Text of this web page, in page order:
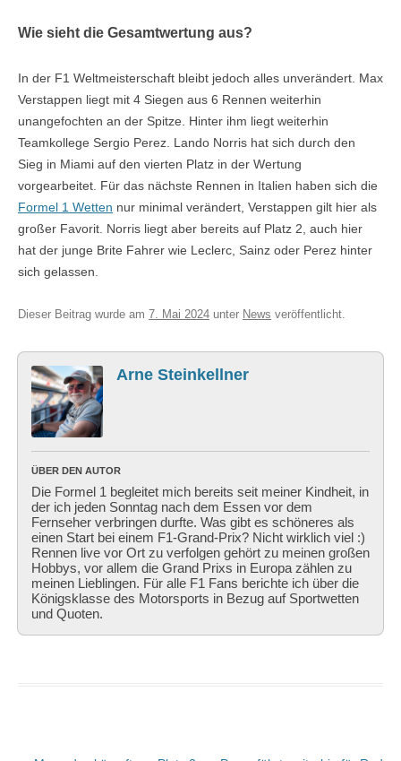
Wie sieht die Gesamtwertung aus?
In der F1 Weltmeisterschaft bleibt jedoch alles unverändert. Max
Verstappen liegt mit 4 Siegen aus 6 Rennen weiterhin
unangefochten an der Spitze. Hinter ihm liegt weiterhin
Teamkollege Sergio Perez. Lando Norris hat sich durch den
Sieg in Miami auf den vierten Platz in der Wertung
vorgearbeitet. Für das nächste Rennen in Italien haben sich die
Formel 1 Wetten nur minimal verändert, Verstappen gilt hier als
großer Favorit. Norris liegt aber bereits auf Platz 2, auch hier
hat der junge Brite Fahrer wie Leclerc, Sainz oder Perez hinter
sich gelassen.
Dieser Beitrag wurde am 7. Mai 2024 unter News veröffentlicht.
Arne Steinkellner
ÜBER DEN AUTOR
Die Formel 1 begleitet mich bereits seit meiner Kindheit, in
der ich jeden Sonntag nach dem Essen vor dem
Fernseher verbringen durfte. Was gibt es schöneres als
einen Start bei einem F1-Grand-Prix? Nicht wirklich viel :)
Rennen live vor Ort zu verfolgen gehört zu meinen großen
Hobbys, vor allem die Grand Prixs in Europa zählen zu
meinen Lieblingen. Für alle F1 Fans berichte ich über die
Königsklasse des Motorsports in Bezug auf Sportwetten
und Quoten.